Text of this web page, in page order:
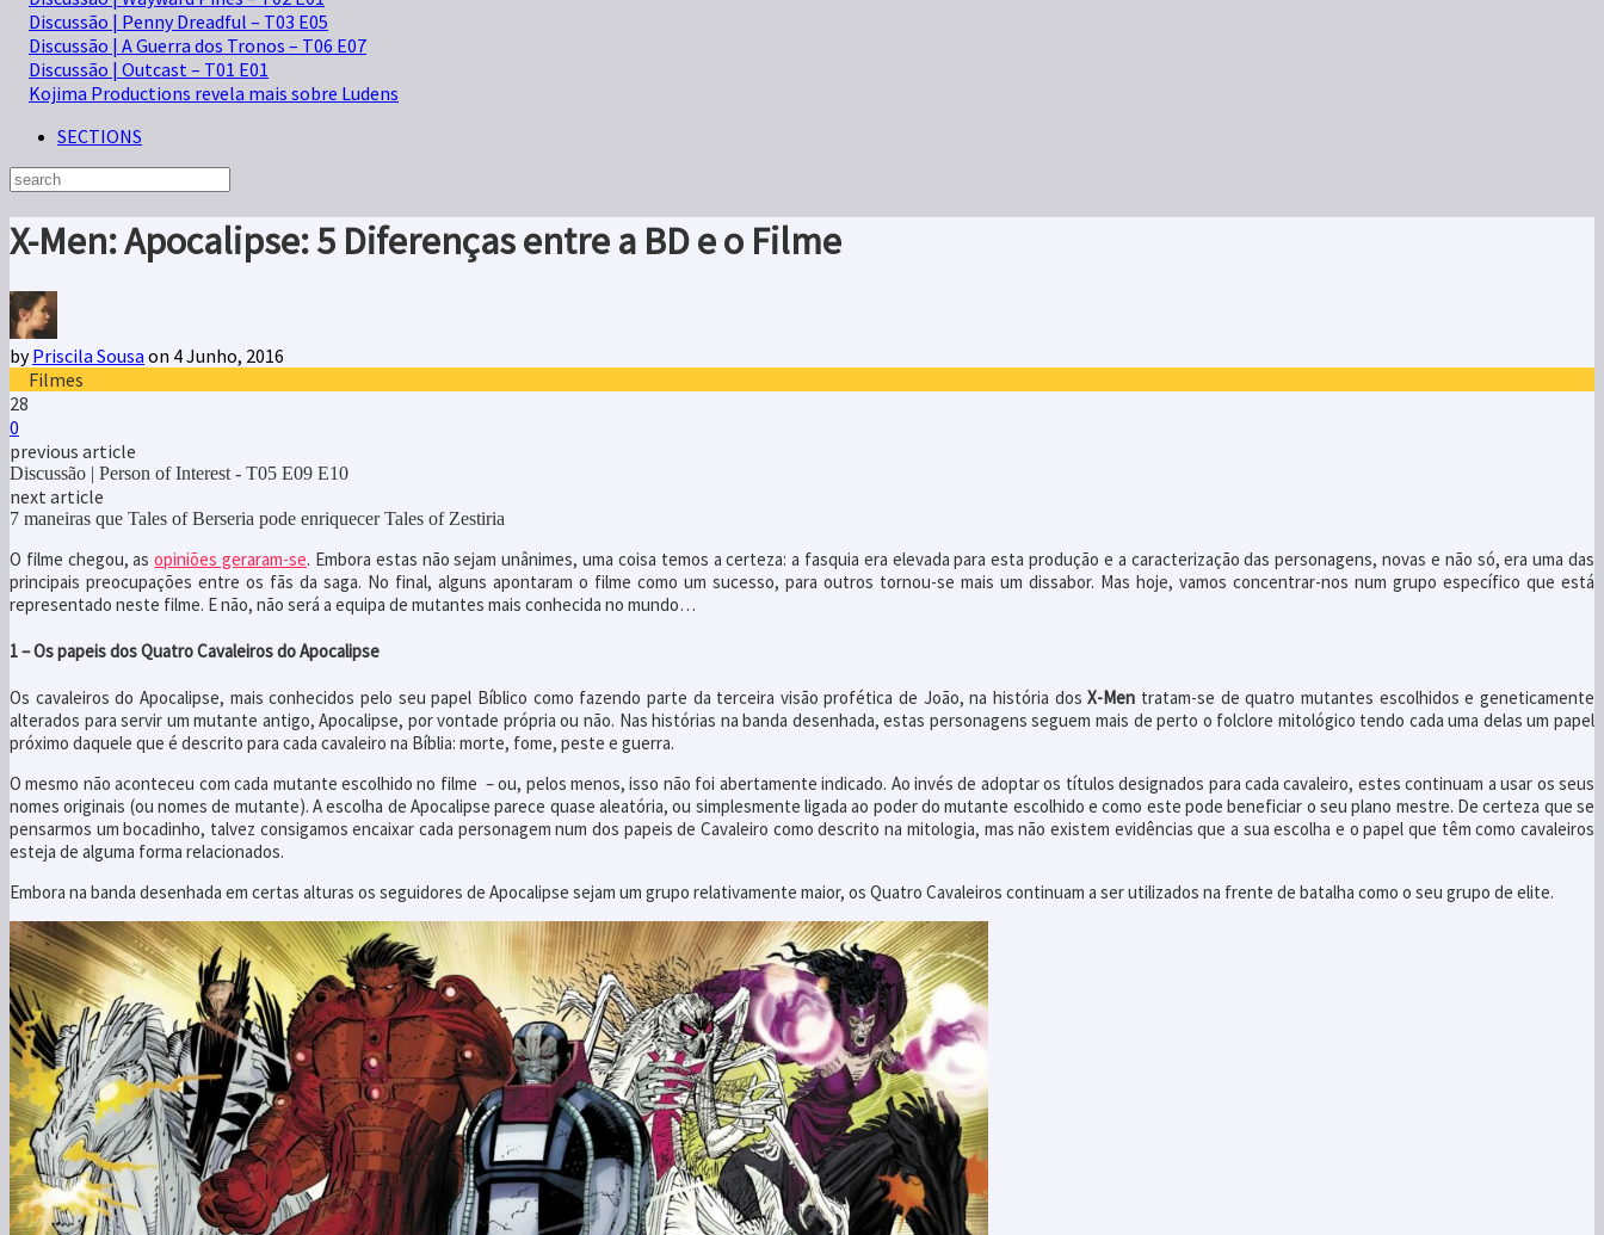
Discussão | Penny Dreadful – T03 E05
Discussão | A Guerra dos Tronos – T06 E07
Discussão | Outcast – T01 E01
Kojima Productions revela mais sobre Ludens
SECTIONS
X-Men: Apocalipse: 5 Diferenças entre a BD e o Filme
byPriscila Sousa on 4 Junho, 2016
Filmes
28
0
previous article
Discussão | Person of Interest - T05 E09 E10
next article
7 maneiras que Tales of Berseria pode enriquecer Tales of Zestiria
O filme chegou, asopiniões geraram-se. Embora estas não sejam unânimes, uma coisa temos a certeza: a fasquia era elevada para esta produção e a caracterização das personagens, novas e não só, era uma das
principais preocupações entre os fãs da saga. No final, alguns apontaram o filme como um sucesso, para outros tornou-se mais um dissabor. Mas hoje, vamos concentrar-nos num grupo específico que está
representado neste filme. E não, não será a equipa de mutantes mais conhecida no mundo…
1 – Os papeis dos Quatro Cavaleiros do Apocalipse
Os cavaleiros do Apocalipse, mais conhecidos pelo seu papel Bíblico como fazendo parte da terceira visão profética de João, na história dosX-Men tratam-se de quatro mutantes escolhidos e geneticamente
alterados para servir um mutante antigo, Apocalipse, por vontade própria ou não. Nas histórias na banda desenhada, estas personagens seguem mais de perto o folclore mitológico tendo cada uma delas um papel
próximo daquele que é descrito para cada cavaleiro na Bíblia: morte, fome, peste e guerra.
O mesmo não aconteceu com cada mutante escolhido no filme – ou, pelos menos, isso não foi abertamente indicado. Ao invés de adoptar os títulos designados para cada cavaleiro, estes continuam a usar os seus
nomes originais (ou nomes de mutante). A escolha de Apocalipse parece quase aleatória, ou simplesmente ligada ao poder do mutante escolhido e como este pode beneficiar o seu plano mestre. De certeza que se
pensarmos um bocadinho, talvez consigamos encaixar cada personagem num dos papeis de Cavaleiro como descrito na mitologia, mas não existem evidências que a sua escolha e o papel que têm como cavaleiros
esteja de alguma forma relacionados.
Embora na banda desenhada em certas alturas os seguidores de Apocalipse sejam um grupo relativamente maior, os Quatro Cavaleiros continuam a ser utilizados na frente de batalha como o seu grupo de elite.